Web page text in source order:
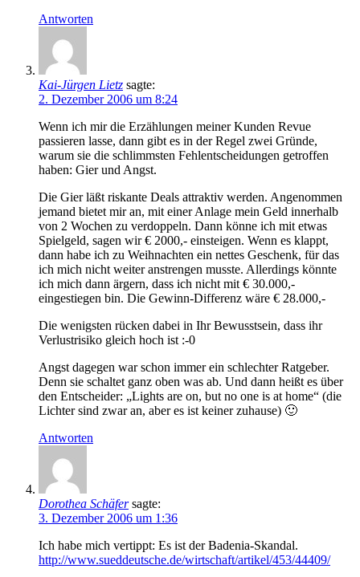
Antworten
Kai-Jürgen Lietz sagte:
2. Dezember 2006 um 8:24
Wenn ich mir die Erzählungen meiner Kunden Revue
passieren lasse, dann gibt es in der Regel zwei Gründe,
warum sie die schlimmsten Fehlentscheidungen getroffen
haben: Gier und Angst.
Die Gier läßt riskante Deals attraktiv werden. Angenommen
jemand bietet mir an, mit einer Anlage mein Geld innerhalb
von 2 Wochen zu verdoppeln. Dann könne ich mit etwas
Spielgeld, sagen wir € 2000,- einsteigen. Wenn es klappt,
dann habe ich zu Weihnachten ein nettes Geschenk, für das
ich mich nicht weiter anstrengen musste. Allerdings könnte
ich mich dann ärgern, dass ich nicht mit € 30.000,-
eingestiegen bin. Die Gewinn-Differenz wäre € 28.000,-
Die wenigsten rücken dabei in Ihr Bewusstsein, dass ihr
Verlustrisiko gleich hoch ist :-0
Angst dagegen war schon immer ein schlechter Ratgeber.
Denn sie schaltet ganz oben was ab. Und dann heißt es über
den Entscheider: „Lights are on, but no one is at home“ (die
Lichter sind zwar an, aber es ist keiner zuhause) 🙂
Antworten
Dorothea Schäfer sagte:
3. Dezember 2006 um 1:36
Ich habe mich vertippt: Es ist der Badenia-Skandal.
http://www.sueddeutsche.de/wirtschaft/artikel/453/44409/